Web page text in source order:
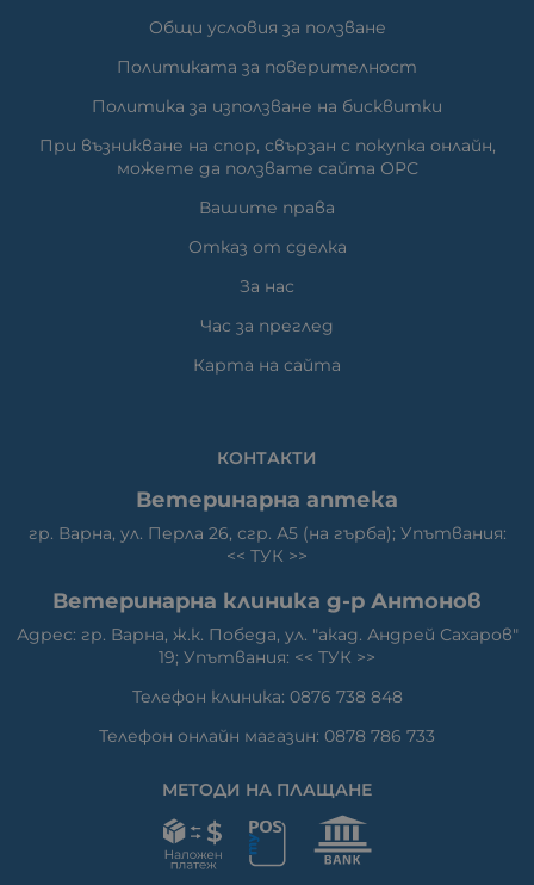
Общи условия за ползване
Политиката за поверителност
Политика за използване на бисквитки
При възникване на спор, свързан с покупка онлайн,
можете да ползвате сайта ОРС
Вашите права
Отказ от сделка
За нас
Час за преглед
Карта на сайта
КОНТАКТИ
Ветеринарна аптека
гр. Варна, ул. Перла 26, сгр. А5 (на гърба); Упътвания:
<< ТУК >>
Ветеринарна клиника д-р Антонов
Адрес: гр. Варна, ж.к. Победа, ул. "акад. Андрей Сахаров"
19; Упътвания: << ТУК >>
Телефон клиника: 0876 738 848
Телефон онлайн магазин: 0878 786 733
МЕТОДИ НА ПЛАЩАНЕ